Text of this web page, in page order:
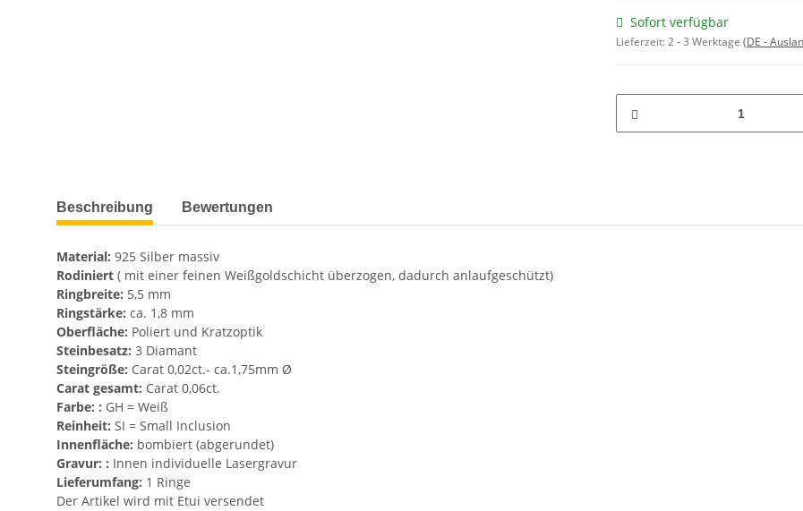
Sofort verfügbar
Lieferzeit:2 - 3 Werktage (DE -
weitere Registerkarten anzeigen
Beschreibung Bewertungen
Material: 925 Silber massiv
Rodiniert ( mit einer feinen Weißgoldschicht überzogen, dadurch anlaufgeschützt)
Ringbreite: 5,5 mm
Ringstärke: ca. 1,8 mm
Oberfläche: Poliert und Kratzoptik
Steinbesatz: 3 Diamant
Steingröße: Carat 0,02ct.- ca.1,75mm Ø
Carat gesamt: Carat 0,06ct.
Farbe: : GH = Weiß
Reinheit: SI = Small Inclusion
Innenfläche: bombiert (abgerundet)
Gravur: : Innen individuelle Lasergravur
Lieferumfang: 1 Ringe
Der Artikel wird mit Etui versendet